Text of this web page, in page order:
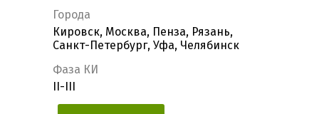
Города
Кировск, Москва, Пенза, Рязань,
Санкт-Петербург, Уфа, Челябинск
Фаза КИ
II-III